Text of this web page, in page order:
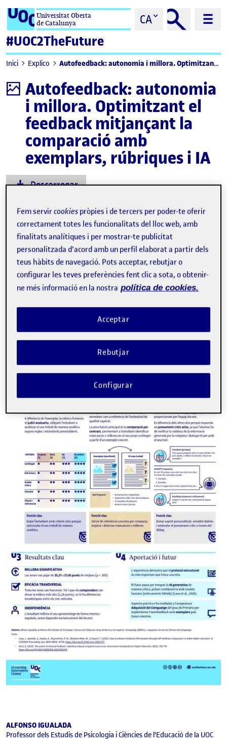
Saltar al contingutUniversitat Oberta
de Catalunya
CA
#UOC2TheFuture
Inici Explico Autofeedback: autonomia i millora. Optimitzant el feedback mitjançant la comparació amb exemplars, rúbriques i IA
InfografiaAutofeedback: autonomia
i millora. Optimitzant el
feedback mitjançant la
comparació amb
exemplars, rúbriques i IA
Descarregar
ALFONSO IGUALADA
Professor dels Estudis de Psicologia i Ciències de l'Educació de la UOC
Fem servircookies pròpies i de tercers per poder-te oferir
correctament totes les funcionalitats del lloc web, amb
finalitats analítiques i per mostrar-te publicitat
personalitzada d'acord amb un perfil elaborat a partir dels
teus hàbits de navegació. Pots acceptar, rebutjar o
configurar les teves preferències fent clic a sota, o obtenir-
ne més informació en la nostra política de cookies.
Rebutjar
Acceptar
Configurar